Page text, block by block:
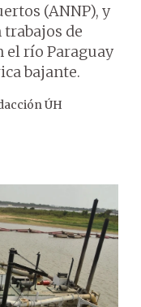
(ANNP), y
de
el río Paraguay
bajante.
ÚH